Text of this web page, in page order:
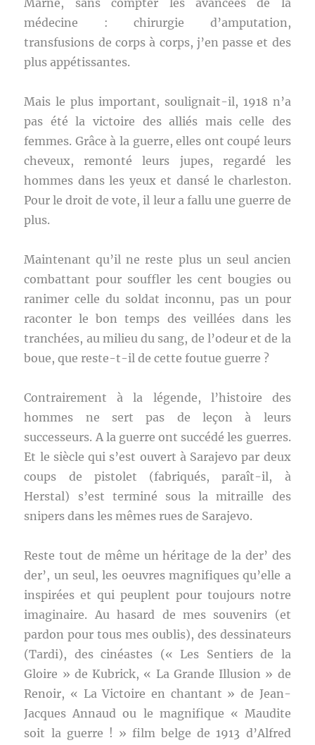
Marne, sans compter les avancées de la
médecine : chirurgie d’amputation,
transfusions de corps à corps, j’en passe et des
plus appétissantes.
Mais le plus important, soulignait-il, 1918 n’a
pas été la victoire des alliés mais celle des
femmes. Grâce à la guerre, elles ont coupé leurs
cheveux, remonté leurs jupes, regardé les
hommes dans les yeux et dansé le charleston.
Pour le droit de vote, il leur a fallu une guerre de
plus.
Maintenant qu’il ne reste plus un seul ancien
combattant pour souffler les cent bougies ou
ranimer celle du soldat inconnu, pas un pour
raconter le bon temps des veillées dans les
tranchées, au milieu du sang, de l’odeur et de la
boue, que reste-t-il de cette foutue guerre ?
Contrairement à la légende, l’histoire des
hommes ne sert pas de leçon à leurs
successeurs. A la guerre ont succédé les guerres.
Et le siècle qui s’est ouvert à Sarajevo par deux
coups de pistolet (fabriqués, paraît-il, à
Herstal) s’est terminé sous la mitraille des
snipers dans les mêmes rues de Sarajevo.
Reste tout de même un héritage de la der’ des
der’, un seul, les oeuvres magnifiques qu’elle a
inspirées et qui peuplent pour toujours notre
imaginaire. Au hasard de mes souvenirs (et
pardon pour tous mes oublis), des dessinateurs
(Tardi), des cinéastes (« Les Sentiers de la
Gloire » de Kubrick, « La Grande Illusion » de
Renoir, « La Victoire en chantant » de Jean-
Jacques Annaud ou le magnifique « Maudite
soit la guerre ! » film belge de 1913 d’Alfred